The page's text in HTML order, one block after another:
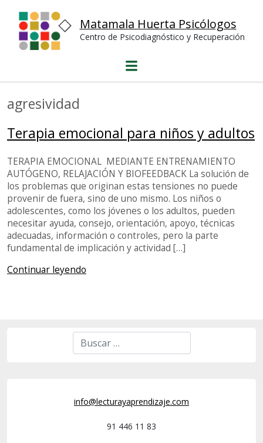
Matamala Huerta Psicólogos
Centro de Psicodiagnóstico y Recuperación
Publicaciones
Publicaciones del centro
El maltrato entre escolares. Técnicas de
autoprotección y defensa emocional.
Dificultades en la lectura
Reeducación escritura
Método de lectura Inizan
Maltrato escolar
El relato
La teoría
El procedimiento
Colección de pirañas emocionales
Contacto
agresividad
Terapia emocional para niños y adultos
TERAPIA EMOCIONAL MEDIANTE ENTRENAMIENTO
AUTÓGENO, RELAJACIÓN Y BIOFEEDBACK La solución de
los problemas que originan estas tensiones no puede
provenir de fuera, sino de uno mismo. Los niños o
adolescentes, como los jóvenes o los adultos, pueden
necesitar ayuda, consejo, orientación, apoyo, técnicas
adecuadas, información o controles, pero la parte
fundamental de implicación y actividad […]
Continuar leyendo
info@lecturayaprendizaje.com
91 446 11 83